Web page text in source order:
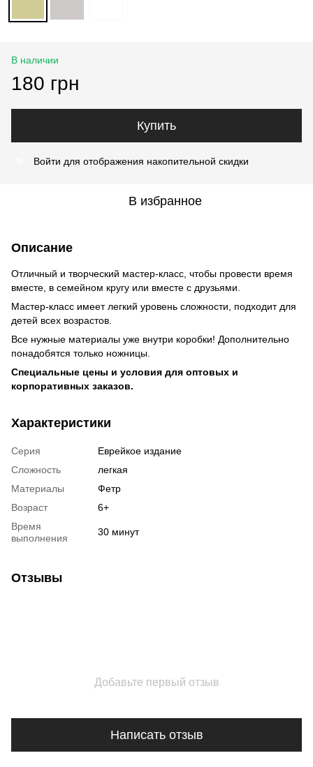
В наличии
180 грн
Купить
Войти для отображения накопительной скидки
В избранное
Описание
Отличный и творческий мастер-класс, чтобы провести время
вместе, в семейном кругу или вместе с друзьями.
Мастер-класс имеет легкий уровень сложности, подходит для
детей всех возрастов.
Все нужные материалы уже внутри коробки! Дополнительно
понадобятся только ножницы.
Специальные цены и условия для оптовых и
корпоративных заказов.
Характеристики
Серия
Еврейкое издание
Сложность
легкая
Материалы
Фетр
Возраст
6+
Время
выполнения
30 минут
Отзывы
Добавьте первый отзыв
Написать отзыв